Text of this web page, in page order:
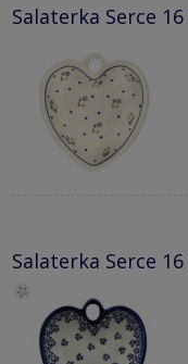
Salaterka Serce 16
Salaterka Serce